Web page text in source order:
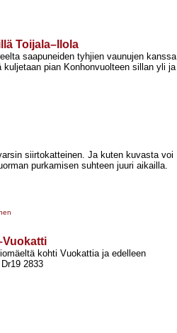
Toijala–Ilola
saapuneiden tyhjien vaunujen kanssa
pian Konhonvuolteen sillan yli ja
siirtokatteinen. Ja kuten kuvasta voi
purkamisen suhteen juuri aikailla.
kohti Vuokattia ja edelleen
2833